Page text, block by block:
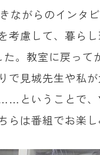
ながらのインタ
考慮して、暮ら
。教室に戻っ
見城先生や私
ということで
は番組でお楽し